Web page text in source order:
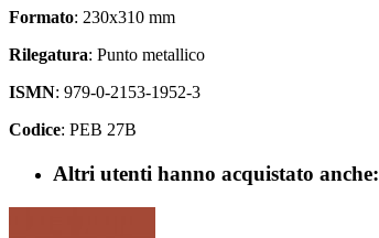
Formato: 230x310 mm
Rilegatura: Punto metallico
ISMN: 979-0-2153-1952-3
Codice: PEB 27B
Altri utenti hanno acquistato anche: